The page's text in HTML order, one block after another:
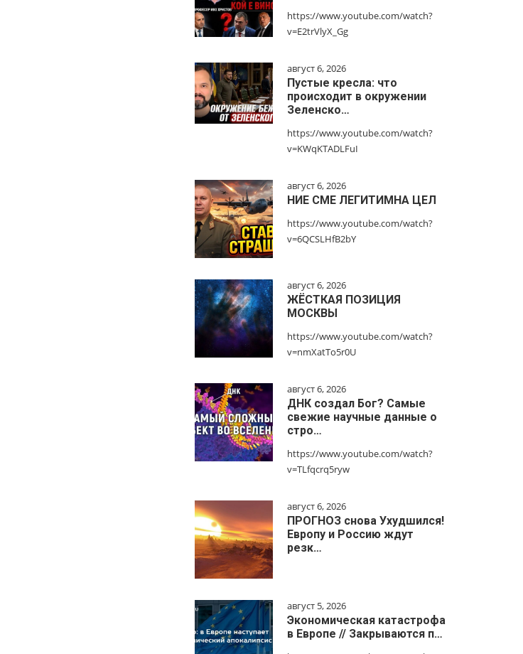
https://www.youtube.com/watch?
v=E2trVlyX_Gg
август 6, 2026
Пустые кресла: что
происходит в окружении
Зеленско…
https://www.youtube.com/watch?
v=KWqKTADLFuI
август 6, 2026
НИЕ СМЕ ЛЕГИТИМНА ЦЕЛ
https://www.youtube.com/watch?
v=6QCSLHfB2bY
август 6, 2026
ЖЁСТКАЯ ПОЗИЦИЯ
МОСКВЫ
https://www.youtube.com/watch?
v=nmXatTo5r0U
август 6, 2026
ДНК создал Бог? Самые
свежие научные данные о
стро…
https://www.youtube.com/watch?
v=TLfqcrq5ryw
август 6, 2026
ПРОГНОЗ снова Ухудшился!
Европу и Россию ждут
резк…
август 5, 2026
Экономическая катастрофа
в Европе // Закрываются п…